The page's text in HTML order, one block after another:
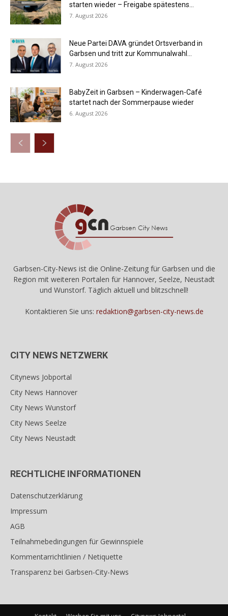
starten wieder – Freigabe spätestens...
7. August 2026
Neue Partei DAVA gründet Ortsverband in
Garbsen und tritt zur Kommunalwahl...
7. August 2026
BabyZeit in Garbsen – Kinderwagen-Café
startet nach der Sommerpause wieder
6. August 2026
Garbsen-City-News ist die Online-Zeitung für Garbsen und die
Region mit weiteren Portalen für Hannover, Seelze, Neustadt
und Wunstorf. Täglich aktuell und blitzschnell!
Kontaktieren Sie uns: redaktion@garbsen-city-news.de
CITY NEWS NETZWERK
Citynews Jobportal
City News Hannover
City News Wunstorf
City News Seelze
City News Neustadt
RECHTLICHE INFORMATIONEN
Datenschutzerklärung
Impressum
AGB
Teilnahmebedingungen für Gewinnspiele
Kommentarrichtlinien / Netiquette
Transparenz bei Garbsen-City-News